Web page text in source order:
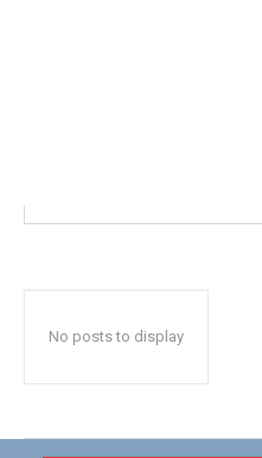
Redaksi
Redaksi
No posts to display